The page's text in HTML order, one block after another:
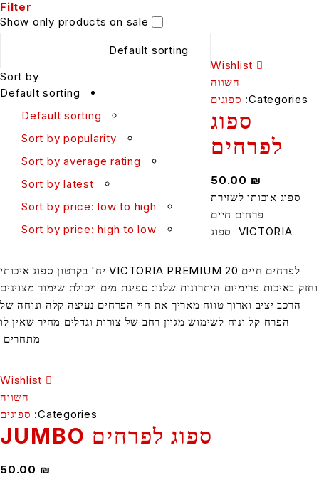
Filter
Sort by
Default sorting
Default sorting
Sort by popularity
Sort by average rating
Sort by latest
Sort by price: low to high
Sort by price: high to low
Wishlist
השווה
ספוגים
ספוג
לפרחים
50.00
איכותי לשזירת
פרחים חיים
VICTORIA ספוג
לפרחים חיים VICTORIA PREMIUM 20 יח' בקרטון ספוג איכותי
פרימיום היתרונות שלנו: ספיגת מים ויכולת שימור מצוינים
יציב וארוך טווח מאריך את חיי הפרחים נעיצה קלה ונוחה של
הפרח קל ונוח לשימוש מגוון רחב של צורות וגדלים מחיר שאין לו
מתחרים
Wishlist
השווה
Categories: ספוגים
ספוג לפרחים JUMBO
50.00